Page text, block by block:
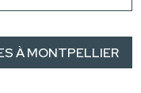
À MONTPELLIER